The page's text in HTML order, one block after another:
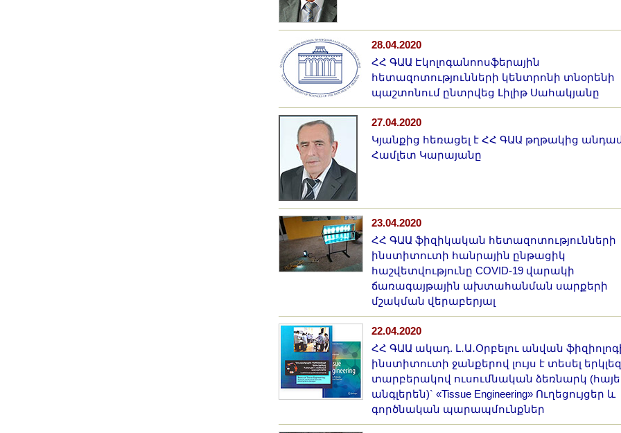
28.04.2020
ՀՀ ԳԱԱ Էկոլոգանոոսֆերային
հետազոտությունների կենտրոնի տնօրենի
պաշտոնում ընտրվեց Լիլիթ Սահակյանը
27.04.2020
Կյանքից հեռացել է ՀՀ ԳԱԱ թղթակից
Համլետ Կարայանը
23.04.2020
ՀՀ ԳԱԱ ֆիզիկական հետազոտությունների
ինստիտուտի հանրային ընթացիկ
հաշվետվությունը COVID-19 վարակի
ճառագայթային ախտահանման սարքերի
մշակման վերաբերյալ
22.04.2020
ՀՀ ԳԱԱ ակադ. Լ․Ա․Օրբելու անվան
ինստիտուտի ջանքերով լույս է տեսել
տարբերակով ուսումնական ձեռնարկ
անգլերեն)` «Tissue Engineering» Ուղեցույցեր և
գործնական պարապմունքներ